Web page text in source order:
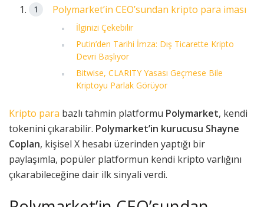
Polymarket’in CEO’sundan kripto para iması
İlginizi Çekebilir
Putin’den Tarihi İmza: Dış Ticarette Kripto
Devri Başlıyor
Bitwise, CLARITY Yasası Geçmese Bile
Kriptoyu Parlak Görüyor
Kripto para bazlı tahmin platformu Polymarket, kendi
tokenini çıkarabilir. Polymarket’in kurucusu Shayne
Coplan, kişisel X hesabı üzerinden yaptığı bir
paylaşımla, popüler platformun kendi kripto varlığını
çıkarabileceğine dair ilk sinyali verdi.